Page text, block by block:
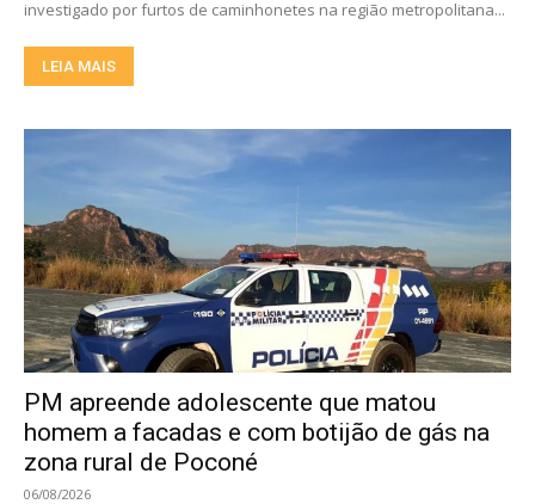
investigado por furtos de caminhonetes na região metropolitana...
LEIA MAIS
PM apreende adolescente que matou
homem a facadas e com botijão de gás na
zona rural de Poconé
06/08/2026